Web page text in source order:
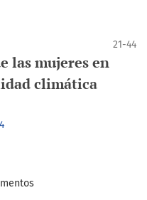
21-44
las mujeres en
climática